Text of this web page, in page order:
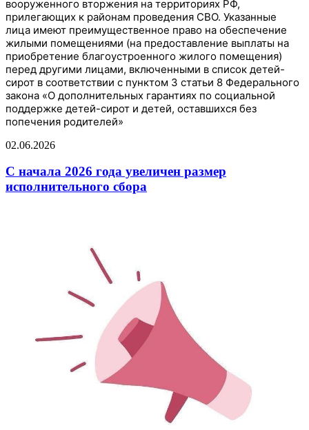
вооруженного вторжения на территориях РФ,
прилегающих к районам проведения СВО. Указанные
лица имеют преимущественное право на обеспечение
жилыми помещениями (на предоставление выплаты на
приобретение благоустроенного жилого помещения)
перед другими лицами, включенными в список детей-
сирот в соответствии с пунктом 3 статьи 8 Федерального
закона «О дополнительных гарантиях по социальной
поддержке детей-сирот и детей, оставшихся без
попечения родителей»
02.06.2026
С начала 2026 года увеличен размер
исполнительного сбора